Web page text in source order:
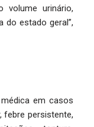
volume urinário,
do estado geral”,
em casos
febre persistente,